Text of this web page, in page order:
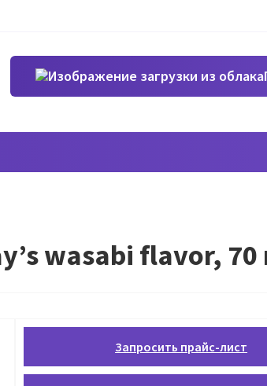
wasabi flavor, 70
Запросить прайс-лист